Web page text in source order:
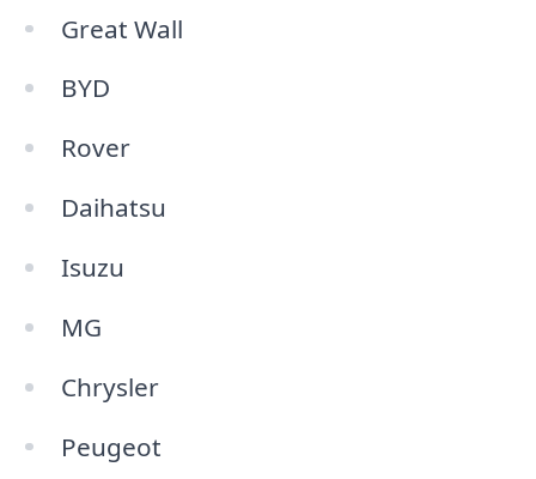
Great Wall
BYD
Rover
Daihatsu
Isuzu
MG
Chrysler
Peugeot